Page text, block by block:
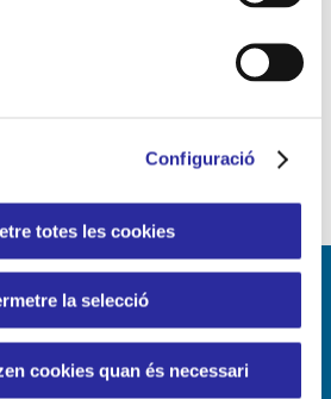
Configuració
totes les cookies
la selecció
cookies quan és necessari